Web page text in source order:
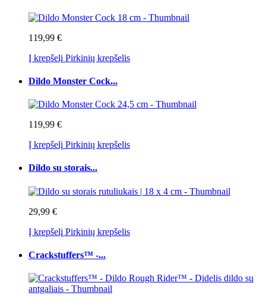
119,99 €
Į krepšelį Pirkinių krepšelis
Dildo Monster Cock...
119,99 €
Į krepšelį Pirkinių krepšelis
Dildo su storais...
29,99 €
Į krepšelį Pirkinių krepšelis
Crackstuffers™ -...